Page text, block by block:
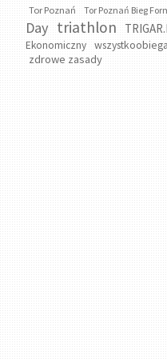
Tor Poznań Tor Poznań Bieg
Day triathlon
Ekonomiczny
zdrowe zasady